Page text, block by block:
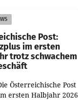
Post:
im ersten
trotz schwachem
Österreichische Post
ersten Halbjahr 2026